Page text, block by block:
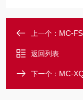
上一个： MC-
返回列表
下一个： MC-